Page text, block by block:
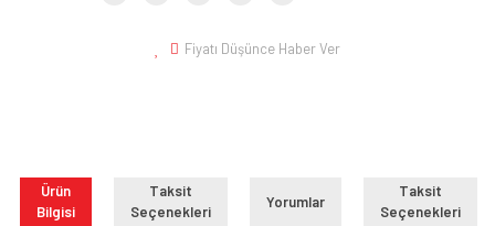
Fiyatı Düşünce Haber Ver
Ürün
Bilgisi
Taksit
Seçenekleri
Yorumlar
Taksit
Seçenekleri